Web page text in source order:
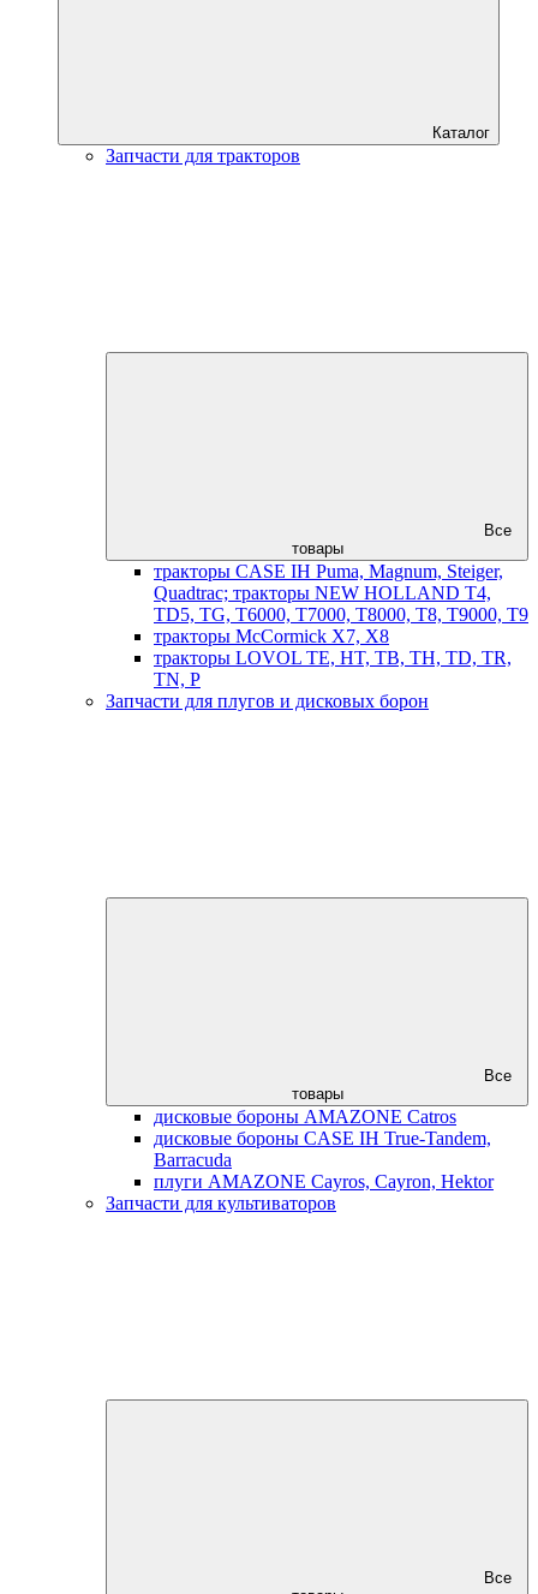
Каталог
Запчасти для тракторов
Все
товары
тракторы CASE IH Puma, Magnum, Steiger,
Quadtrac; тракторы NEW HOLLAND T4,
TD5, TG, T6000, T7000, T8000, T8, T9000, T9
тракторы McCormick X7, X8
тракторы LOVOL TE, HT, TB, TH, TD, TR,
TN, P
Запчасти для плугов и дисковых борон
Все
товары
дисковые бороны AMAZONE Catros
дисковые бороны CASE IH True-Tandem,
Barracuda
плуги AMAZONE Cayros, Cayron, Hektor
Запчасти для культиваторов
Все